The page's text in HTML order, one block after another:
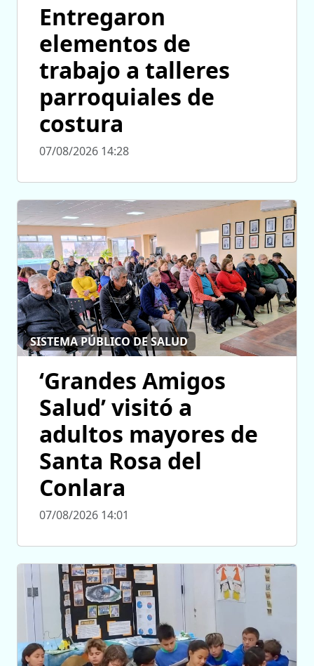
Entregaron
elementos de
trabajo a talleres
parroquiales de
costura
07/08/2026 14:28
SISTEMA PÚBLICO DE SALUD
‘Grandes Amigos
Salud’ visitó a
adultos mayores de
Santa Rosa del
Conlara
07/08/2026 14:01